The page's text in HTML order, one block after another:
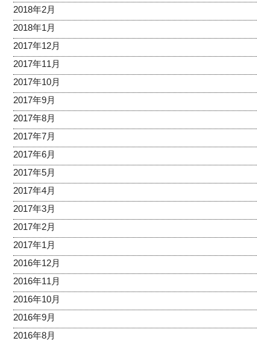
2018年2月
2018年1月
2017年12月
2017年11月
2017年10月
2017年9月
2017年8月
2017年7月
2017年6月
2017年5月
2017年4月
2017年3月
2017年2月
2017年1月
2016年12月
2016年11月
2016年10月
2016年9月
2016年8月